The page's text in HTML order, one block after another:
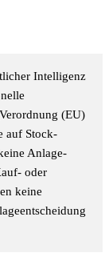
Intelligenz
(EU)
auf Stock-
Anlage-
oder
keine